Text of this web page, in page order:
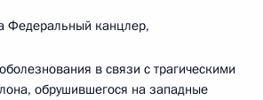
Федеральный канцлер,
в связи с трагическими
обрушившегося на западные